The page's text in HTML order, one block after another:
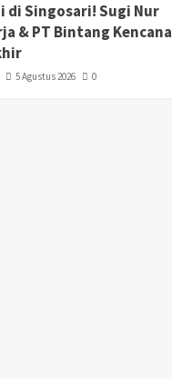
di Singosari! Sugi Nur
& PT Bintang Kencana
5 Agustus 2026 0